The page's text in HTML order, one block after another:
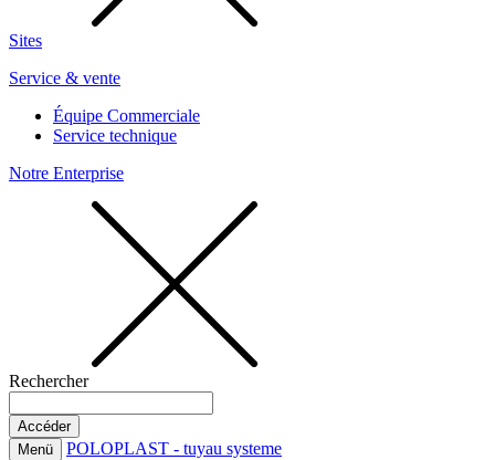
Sites
Service & vente
Équipe Commerciale
Service technique
Notre Enterprise
Rechercher
Menü POLOPLAST - tuyau systeme